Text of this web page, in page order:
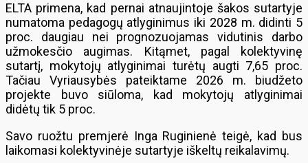
ELTA primena, kad pernai atnaujintoje šakos sutartyje
numatoma pedagogų atlyginimus iki 2028 m. didinti 5
proc. daugiau nei prognozuojamas vidutinis darbo
užmokesčio augimas. Kitąmet, pagal kolektyvinę
sutartį, mokytojų atlyginimai turėtų augti 7,65 proc.
Tačiau Vyriausybės pateiktame 2026 m. biudžeto
projekte buvo siūloma, kad mokytojų atlyginimai
didėtų tik 5 proc.
Savo ruožtu premjerė Inga Ruginienė teigė, kad bus
laikomasi kolektyvinėje sutartyje iškeltų reikalavimų.